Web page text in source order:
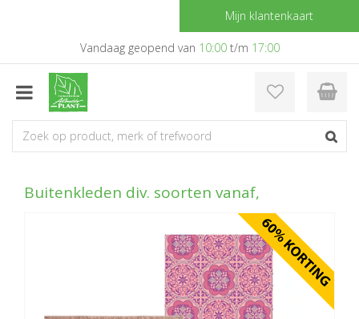
a
Mijn klantenkaart
Vandaag geopend van 10:00t/m 17:00
Buitenkleden div. soorten vanaf,